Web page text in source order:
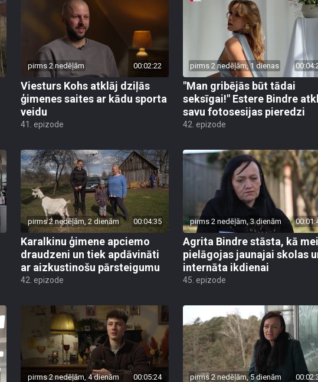
pirms 2 nedēļām 00:02:22
Viesturs Kohs atklāj dziļās
ģimenes saites ar kādu sporta
veidu
41. epizode
pirms 2 nedēļām, 1 dienas
"Man gribējās būt tādai
seksīgai!" Estere Bindre
savu fotosesijas pieredzi
42. epizode
pirms 2 nedēļām, 2 dienām 00:04:35
Karalkinu ģimene apciemo
draudzeni un tiek apdāvināti
ar aizkustinošu pārsteigumu
42. epizode
pirms 2 nedēļām, 3 dienām
Agrita Bindre stāsta, kā
pielāgojas jaunajai skolas
internāta ikdienai
45. epizode
pirms 2 nedēļām, 4 dienām 00:05:24 pirms 2 nedēļām, 5 dienām